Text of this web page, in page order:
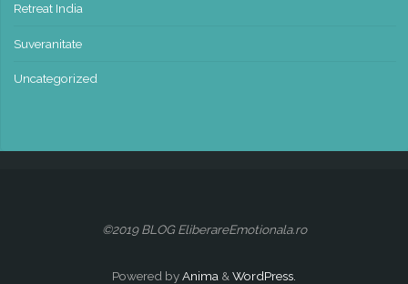
Retreat India
Suveranitate
Uncategorized
©2019 BLOG EliberareEmotionala.ro
Powered byAnima &WordPress.